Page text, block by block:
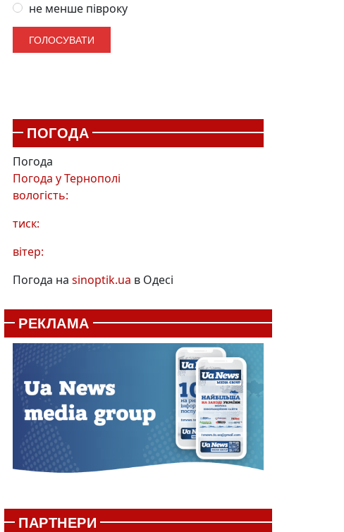
не менше півроку
ПОГОДА
Погода
Погода уТернополі
вологість:
тиск:
вітер:
Погода на sinoptik.ua в Одесі
РЕКЛАМА
ПАРТНЕРИ